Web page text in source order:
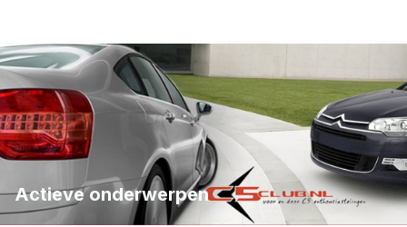
Actieve onderwerpen